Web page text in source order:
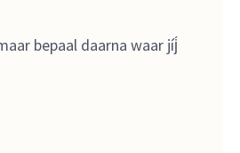
bepaal daarna waar jíj́